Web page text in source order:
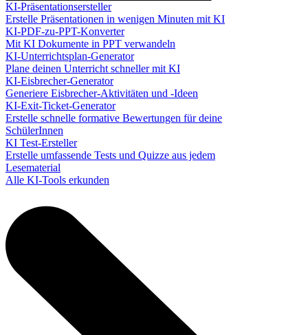
KI-Präsentationsersteller
Erstelle Präsentationen in wenigen Minuten mit KI
KI-PDF-zu-PPT-Konverter
Mit KI Dokumente in PPT verwandeln
KI-Unterrichtsplan-Generator
Plane deinen Unterricht schneller mit KI
KI-Eisbrecher-Generator
Generiere Eisbrecher-Aktivitäten und -Ideen
KI-Exit-Ticket-Generator
Erstelle schnelle formative Bewertungen für deine
SchülerInnen
KI Test-Ersteller
Erstelle umfassende Tests und Quizze aus jedem
Lesematerial
Alle KI-Tools erkunden